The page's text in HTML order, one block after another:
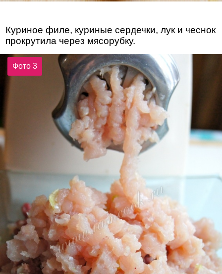
Куриное филе, куриные сердечки, лук и чеснок
прокрутила через мясорубку.
Фото 3